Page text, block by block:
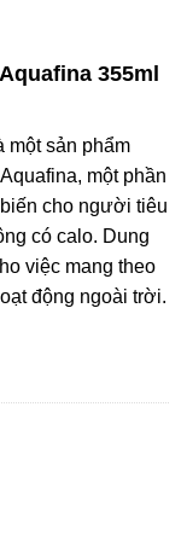
355ml
một sản phẩm
một phần
cho người tiêu
có calo. Dung
việc mang theo
động ngoài trời.